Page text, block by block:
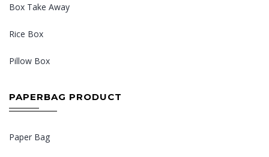
Box Take Away
Rice Box
Pillow Box
PAPERBAG PRODUCT
Paper Bag